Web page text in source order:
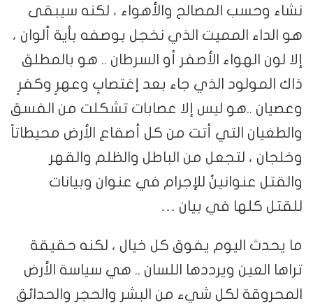
نشاء وحسب المصالح والأهواء ، لكنه سيبقى
هو الداء المميت الذي نخجل بوصفه بأية ألوان ،
إلا لون الهواء الأصفر أو السرطان .. هو بالمطلق
ذاك المولود الذي جاء بعد إغتصابٍ وعهرٍ وكفرٍ
وعصيان ..هو ليس إلا عصابات تشكلت من الفسق
والطغيان التي أتت من كل أصقاع الأرض محيطاتاً
وخلجان ، لتجعل من الباطل والظلم والقهر
والقتل عنوانينُ للإجرام في عنوان وبيانات
للقتل كلها في بيان …
ما يحدث اليوم يفوق كل خيال ، لكنه حقيقة
تراها العين ويرددها اللسان .. هي سياسة الأرض
المحروقة لكل شيء من البشر والحجر والحدائق